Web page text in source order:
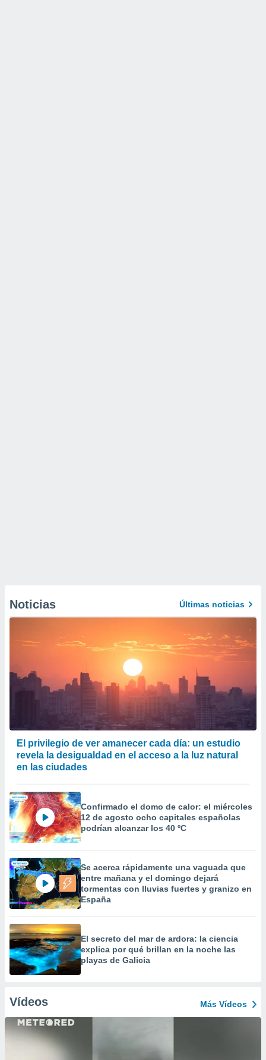
Noticias Últimas noticias
El privilegio de ver amanecer cada día: un estudio
revela la desigualdad en el acceso a la luz natural
en las ciudades
Confirmado el domo de calor: el miércoles
12 de agosto ocho capitales españolas
podrían alcanzar los 40 ºC
Se acerca rápidamente una vaguada que
entre mañana y el domingo dejará
tormentas con lluvias fuertes y granizo en
España
El secreto del mar de ardora: la ciencia
explica por qué brillan en la noche las
playas de Galicia
Vídeos Más Vídeos